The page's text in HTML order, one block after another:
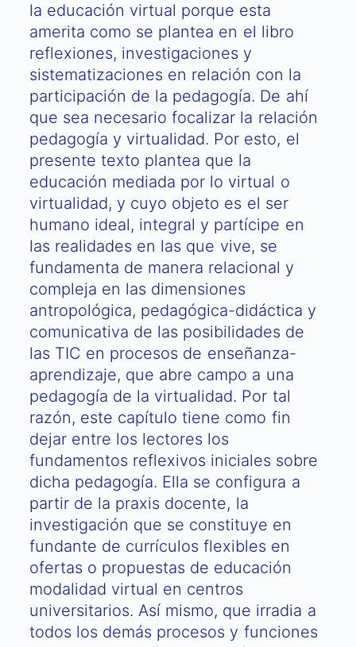
la educación virtual porque esta
amerita como se plantea en el libro
reflexiones, investigaciones y
sistematizaciones en relación con la
participación de la pedagogía. De ahí
que sea necesario focalizar la relación
pedagogía y virtualidad. Por esto, el
presente texto plantea que la
educación mediada por lo virtual o
virtualidad, y cuyo objeto es el ser
humano ideal, integral y partícipe en
las realidades en las que vive, se
fundamenta de manera relacional y
compleja en las dimensiones
antropológica, pedagógica-didáctica y
comunicativa de las posibilidades de
las TIC en procesos de enseñanza-
aprendizaje, que abre campo a una
pedagogía de la virtualidad. Por tal
razón, este capítulo tiene como fin
dejar entre los lectores los
fundamentos reflexivos iniciales sobre
dicha pedagogía. Ella se configura a
partir de la praxis docente, la
investigación que se constituye en
fundante de currículos flexibles en
ofertas o propuestas de educación
modalidad virtual en centros
universitarios. Así mismo, que irradia a
todos los demás procesos y funciones